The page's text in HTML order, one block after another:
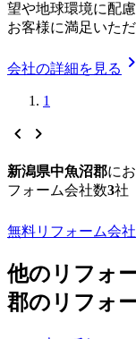
望や地球環境に配
お客様に満足いた
会社の詳細を見る chevron_right
1
chevron_left chevron_right
新潟県中魚沼郡に
フォーム会社数3社
無料リフォーム会
他のリフォ
郡のリフォ